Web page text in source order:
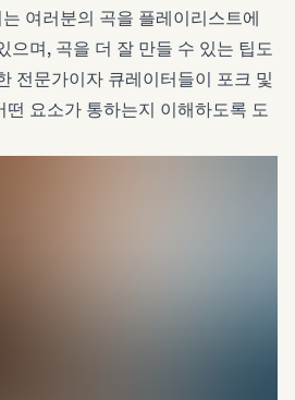
여러분의 곡을 플레이리스트에
으며, 곡을 더 잘 만들 수 있는 팁도
전문가이자 큐레이터들이 포크 및
요소가 통하는지 이해하도록 도